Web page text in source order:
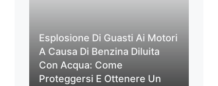
Esplosione Di Guasti Ai Motori
A Causa Di Benzina Diluita
Con Acqua: Come
Proteggersi E Ottenere Un